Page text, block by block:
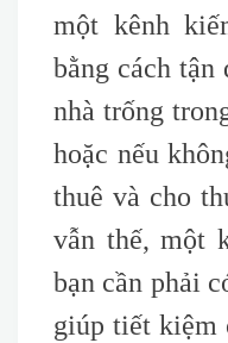
một kênh
bằng cách tận
nhà trống
hoặc nếu
thuê và cho
vẫn thế, một
bạn cần phải
giúp tiết kiệm